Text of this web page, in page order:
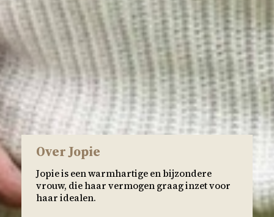
Over Jopie
Jopie is een warmhartige en bijzondere
vrouw, die haar vermogen graag inzet voor
haar idealen.